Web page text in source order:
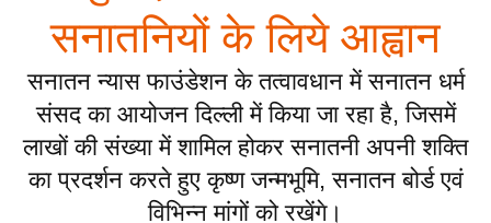
सनातनियों के लिये आह्वान
सनातन न्यास फाउंडेशन के तत्वावधान में सनातन धर्म
संसद का आयोजन दिल्ली में किया जा रहा है, जिसमें
लाखों की संख्या में शामिल होकर सनातनी अपनी शक्ति
का प्रदर्शन करते हुए कृष्ण जन्मभूमि, सनातन बोर्ड एवं
विभिन्न मांगों को रखेंगे।